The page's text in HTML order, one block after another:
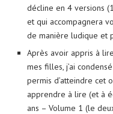
décline en 4 versions
et qui accompagnera
de manière ludique et
Après avoir appris à
mes filles, j’ai
permis d’atteindre cet
apprendre à lire (et à
ans – Volume 1 (le